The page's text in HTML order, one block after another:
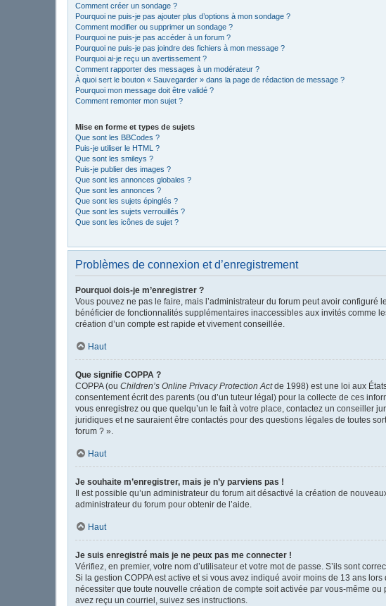
Comment créer un sondage ?
Pourquoi ne puis-je pas ajouter plus d’options à mon sondage ?
Comment modifier ou supprimer un sondage ?
Pourquoi ne puis-je pas accéder à un forum ?
Pourquoi ne puis-je pas joindre des fichiers à mon message ?
Pourquoi ai-je reçu un avertissement ?
Comment rapporter des messages à un modérateur ?
À quoi sert le bouton « Sauvegarder » dans la page de rédaction de message ?
Pourquoi mon message doit être validé ?
Comment remonter mon sujet ?
Mise en forme et types de sujets
Que sont les BBCodes ?
Puis-je utiliser le HTML ?
Que sont les smileys ?
Puis-je publier des images ?
Que sont les annonces globales ?
Que sont les annonces ?
Que sont les sujets épinglés ?
Que sont les sujets verrouillés ?
Que sont les icônes de sujet ?
Problèmes de connexion et d’enregistrement
Pourquoi dois-je m’enregistrer ?
Vous pouvez ne pas le faire, mais l’administrateur du forum peut avoir configuré
bénéficier de fonctionnalités supplémentaires inaccessibles aux invités comme
création d’un compte est rapide et vivement conseillée.
Haut
Que signifie COPPA ?
COPPA (ou Children’s Online Privacy Protection Actde 1998) est une loi aux
consentement écrit des parents (ou d’un tuteur légal) pour la collecte de ces
vous enregistrez ou que quelqu’un le fait à votre place, contactez un conseiller
juridiques et ne sauraient être contactés pour des questions légales de toutes
forum ? ».
Haut
Je souhaite m’enregistrer, mais je n’y parviens pas !
Il est possible qu’un administrateur du forum ait désactivé la création de
administrateur du forum pour obtenir de l’aide.
Haut
Je suis enregistré mais je ne peux pas me connecter !
Vérifiez, en premier, votre nom d’utilisateur et votre mot de passe. S’ils sont
Si la gestion COPPA est active et si vous avez indiqué avoir moins de 13 ans
nécessiter que toute nouvelle création de compte soit activée par vous-même
avez reçu un courriel, suivez ses instructions.